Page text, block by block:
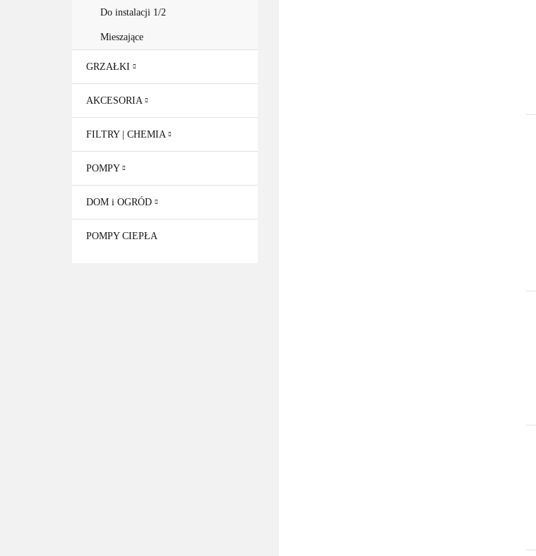
Do instalacji 1/2
Mieszające
GRZAŁKI
AKCESORIA
FILTRY | CHEMIA
POMPY
DOM i OGRÓD
POMPY CIEPŁA